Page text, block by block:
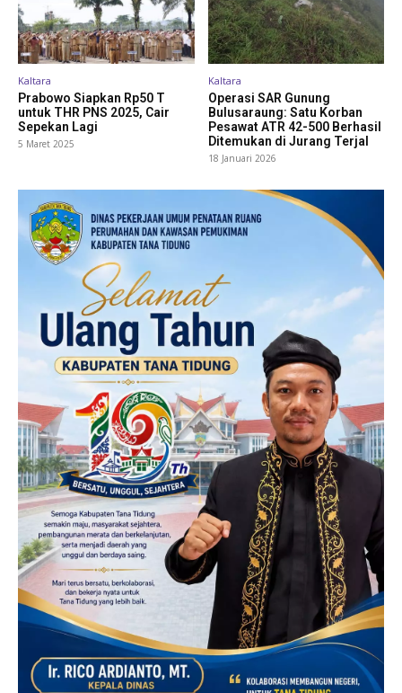
Kaltara
Prabowo Siapkan Rp50 T
untuk THR PNS 2025, Cair
Sepekan Lagi
5 Maret 2025
Kaltara
Operasi SAR Gunung
Bulusaraung: Satu Korban
Pesawat ATR 42-500 Berhasil
Ditemukan di Jurang Terjal
18 Januari 2026